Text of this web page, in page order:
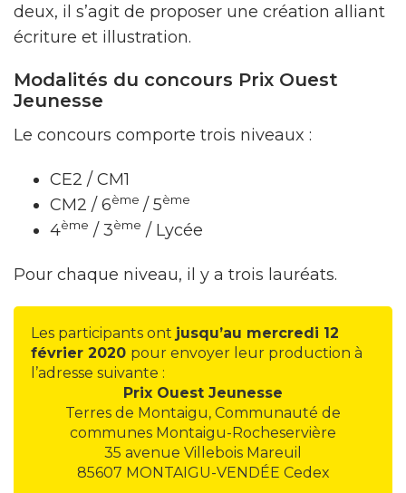
deux, il s’agit de proposer une création alliant
écriture et illustration.
Modalités du concours Prix Ouest
Jeunesse
Le concours comporte trois niveaux :
CE2 / CM1
CM2 / 6ème / 5ème
4ème / 3ème / Lycée
Pour chaque niveau, il y a trois lauréats.
Les participants ont jusqu’au mercredi 12
février 2020 pour envoyer leur production à
l’adresse suivante :
Prix Ouest Jeunesse
Terres de Montaigu, Communauté de
communes Montaigu-Rocheservière
35 avenue Villebois Mareuil
85607 MONTAIGU-VENDÉE Cedex